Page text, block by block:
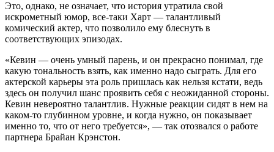
Это, однако, не означает, что история утратила свой
искрометный юмор, все-таки Харт — талантливый
комический актер, что позволило ему блеснуть в
соответствующих эпизодах.
«Кевин — очень умный парень, и он прекрасно понимал, где
какую тональность взять, как именно надо сыграть. Для его
актерской карьеры эта роль пришлась как нельзя кстати, ведь
здесь он получил шанс проявить себя с неожиданной стороны.
Кевин невероятно талантлив. Нужные реакции сидят в нем на
каком-то глубинном уровне, и когда нужно, он показывает
именно то, что от него требуется», — так отозвался о работе
партнера Брайан Крэнстон.